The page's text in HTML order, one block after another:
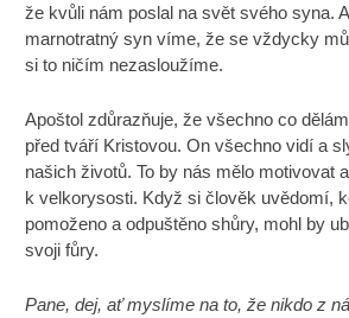
že kvůli nám poslal na svět svého syna.
marnotratný syn víme, že se vždycky
si to ničím nezasloužíme.
Apoštol zdůrazňuje, že všechno co
před tváří Kristovou. On všechno vidí a
našich životů. To by nás mělo motivovat
k velkorysosti. Když si člověk uvědomí,
pomoženo a odpuštěno shůry, mohl by
svoji fůry.
Pane, dej, ať myslíme na to, že nikdo z